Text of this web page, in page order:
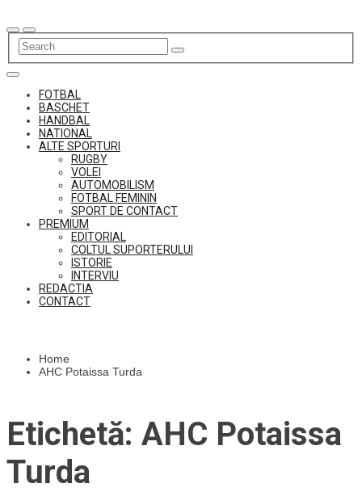
to
content
FOTBAL
BASCHET
HANDBAL
NATIONAL
ALTE SPORTURI
RUGBY
VOLEI
AUTOMOBILISM
FOTBAL FEMININ
SPORT DE CONTACT
PREMIUM
EDITORIAL
COLTUL SUPORTERULUI
ISTORIE
INTERVIU
REDACTIA
CONTACT
Home
AHC Potaissa Turda
Etichetă: AHC Potaissa
Turda